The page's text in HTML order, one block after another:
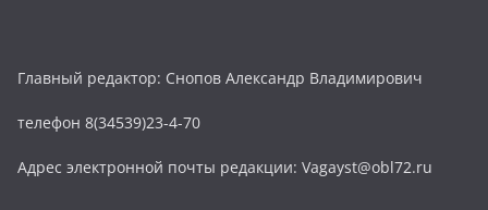
Главный редактор: Снопов Александр Владимирович
телефон 8(34539)23-4-70
Адрес электронной почты редакции: Vagayst@obl72.ru